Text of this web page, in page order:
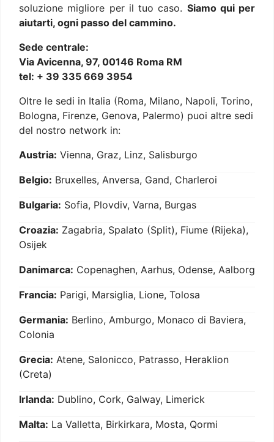
soluzione migliore per il tuo caso. Siamo qui per
aiutarti, ogni passo del cammino.
Sede centrale:
Via Avicenna, 97, 00146 Roma RM
tel: + 39 335 669 3954
Oltre le sedi in Italia (Roma, Milano, Napoli, Torino,
Bologna, Firenze, Genova, Palermo) puoi altre sedi
del nostro network in:
Austria: Vienna, Graz, Linz, Salisburgo
Belgio: Bruxelles, Anversa, Gand, Charleroi
Bulgaria: Sofia, Plovdiv, Varna, Burgas
Croazia: Zagabria, Spalato (Split), Fiume (Rijeka),
Osijek
Danimarca: Copenaghen, Aarhus, Odense, Aalborg
Francia: Parigi, Marsiglia, Lione, Tolosa
Germania: Berlino, Amburgo, Monaco di Baviera,
Colonia
Grecia: Atene, Salonicco, Patrasso, Heraklion
(Creta)
Irlanda: Dublino, Cork, Galway, Limerick
Malta: La Valletta, Birkirkara, Mosta, Qormi